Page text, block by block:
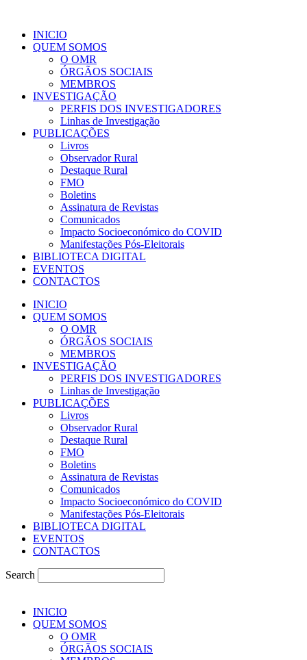
INICIO
QUEM SOMOS
O OMR
ÓRGÃOS SOCIAIS
MEMBROS
INVESTIGAÇÃO
PERFIS DOS INVESTIGADORES
Linhas de Investigação
PUBLICAÇÕES
Livros
Observador Rural
Destaque Rural
FMO
Boletins
Assinatura de Revistas
Comunicados
Impacto Socioeconómico do COVID
Manifestações Pós-Eleitorais
BIBLIOTECA DIGITAL
EVENTOS
CONTACTOS
INICIO
QUEM SOMOS
O OMR
ÓRGÃOS SOCIAIS
MEMBROS
INVESTIGAÇÃO
PERFIS DOS INVESTIGADORES
Linhas de Investigação
PUBLICAÇÕES
Livros
Observador Rural
Destaque Rural
FMO
Boletins
Assinatura de Revistas
Comunicados
Impacto Socioeconómico do COVID
Manifestações Pós-Eleitorais
BIBLIOTECA DIGITAL
EVENTOS
CONTACTOS
Search
INICIO
QUEM SOMOS
O OMR
ÓRGÃOS SOCIAIS